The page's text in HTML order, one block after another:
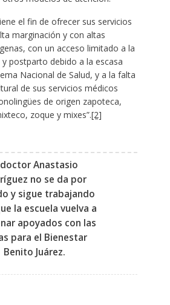
el fin de ofrecer sus servicios
marginación y con altas
con un acceso limitado a la
postparto debido a la escasa
Nacional de Salud, y a la falta
de sus servicios médicos
de origen zapoteca,
zoque y mixes”.[2]
doctor Anastasio
no se da por
y sigue trabajando
la escuela vuelva a
apoyados con las
para el Bienestar
Benito Juárez.